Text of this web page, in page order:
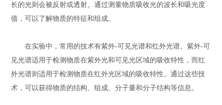
长的光则会被反射或透射。通过测量物质吸收光的波长和吸光度
值，可以了解物质的特征和组成。
在实验中，常用的技术有紫外-可见光谱和红外光谱。紫外-可
见光谱适用于检测物质在紫外光和可见光区域的吸收特性，而红
外光谱则适用于检测物质在红外光区域的吸收特性。通过这些技
术，可以获得物质的结构、组成、分子量和分子结构等信息。